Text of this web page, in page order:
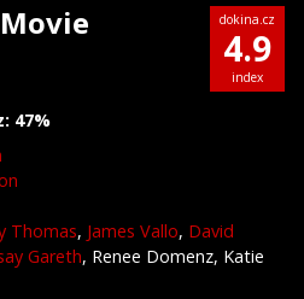
47%
dokina.cz
4.9
index
Thomas, James Vallo, David
Gareth, Renee Domenz, Katie